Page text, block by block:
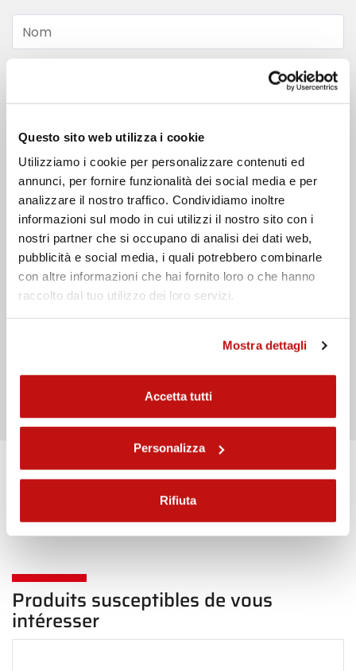
Questo sito web utilizza i cookie
Utilizziamo i cookie per personalizzare contenuti ed
annunci, per fornire funzionalità dei social media e per
analizzare il nostro traffico. Condividiamo inoltre
informazioni sul modo in cui utilizzi il nostro sito con i
nostri partner che si occupano di analisi dei dati web,
pubblicità e social media, i quali potrebbero combinarle
con altre informazioni che hai fornito loro o che hanno
raccolto dal tuo utilizzo dei loro servizi.
Mostra dettagli
Accetta tutti
Personalizza
Rifiuta
Nom
Email
Message
politique de confidentialité
Produits susceptibles de vous
intéresser